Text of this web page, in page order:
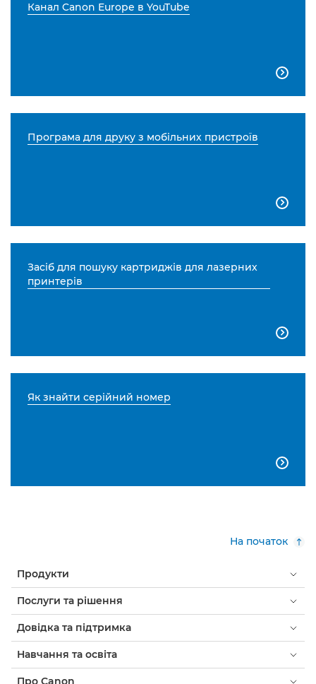
Канал Canon Europe в YouTube

Програма для друку з мобільних пристроїв

Засіб для пошуку картриджів для лазерних
принтерів

Як знайти серійний номер

На початок
Продукти
Послуги та рішення
Довідка та підтримка
Навчання та освіта
Про Canon